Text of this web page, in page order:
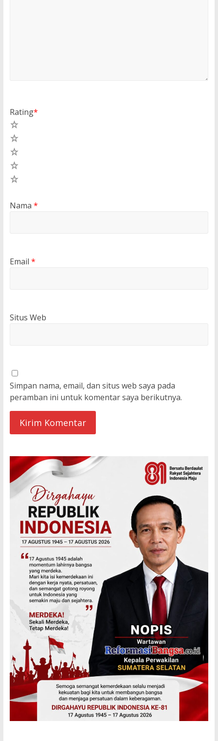
Rating*
Nama *
Email *
Situs Web
Simpan nama, email, dan situs web saya pada
peramban ini untuk komentar saya berikutnya.